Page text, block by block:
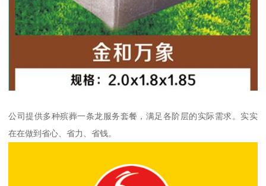
公司提供多种殡葬一条龙服务套餐，满足各阶层的实际需求。实实
在在做到省心、省力、省钱。